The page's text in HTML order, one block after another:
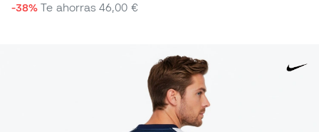
-38% Te ahorras46,00 €